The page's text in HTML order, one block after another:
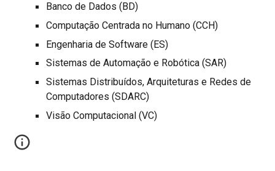
Banco de Dados (BD)
Computação Centrada no Humano (CCH)
Engenharia de Software (ES)
Sistemas de Automação e Robótica (SAR)
Sistemas Distribuídos, Arquiteturas e Redes de
Computadores (SDARC)
Visão Computacional (VC)